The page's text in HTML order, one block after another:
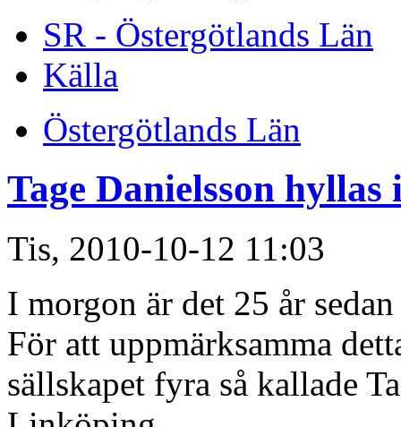
SR - Östergötlands Län
Källa
Östergötlands Län
Tage Danielsson
Tis, 2010-10-12 11:03
I morgon är det 25 år
För att uppmärksamma
sällskapet fyra så kallade